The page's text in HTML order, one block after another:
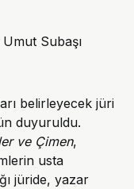
Umut Subaşı
belirleyecek jüri
duyuruldu.
ve Çimen,
usta
jüride, yazar